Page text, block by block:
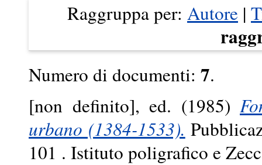
Raggruppa per: Autore |
Numero di documenti: 7.
[non definito], ed. (1985)
urbano (1384-1533).
101 . Istituto poligrafico e